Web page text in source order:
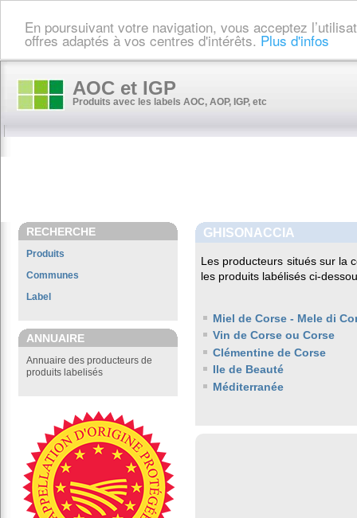
En poursuivant votre navigation, vous acceptez
offres adaptés à vos centres d'intérêts. Plus d'infos
AOC et IGP
Produits avec les labels AOC, AOP, IGP, etc
RECHERCHE
Produits
Communes
Label
ANNUAIRE
Annuaire des producteurs de
produits labelisés
GHISONACCIA
Les producteurs situés sur la
les produits labélisés ci-
Miel de Corse - Mele di
Vin de Corse ou Corse
Clémentine de Corse
Ile de Beauté
Méditerranée